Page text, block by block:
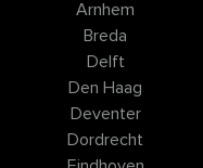
Arnhem
Breda
Delft
Den Haag
Deventer
Dordrecht